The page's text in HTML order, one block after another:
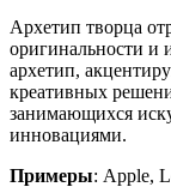
Архетип творца
оригинальности и
архетип,
креативных
занимающихся
инновациями.
Примеры: Apple,